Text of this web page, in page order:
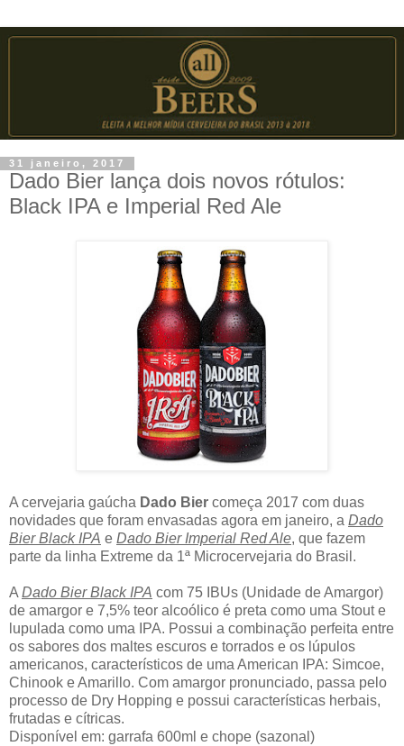
31 janeiro, 2017
Dado Bier lança dois novos rótulos:
Black IPA e Imperial Red Ale
A cervejaria gaúcha Dado Bier começa 2017 com duas
novidades que foram envasadas agora em janeiro, a Dado
Bier Black IPA e Dado Bier Imperial Red Ale, que fazem
parte da linha Extreme da 1ª Microcervejaria do Brasil.
A Dado Bier Black IPA com 75 IBUs (Unidade de Amargor)
de amargor e 7,5% teor alcoólico é preta como uma Stout e
lupulada como uma IPA. Possui a combinação perfeita entre
os sabores dos maltes escuros e torrados e os lúpulos
americanos, característicos de uma American IPA: Simcoe,
Chinook e Amarillo. Com amargor pronunciado, passa pelo
processo de Dry Hopping e possui características herbais,
frutadas e cítricas.
Disponível em: garrafa 600ml e chope (sazonal)